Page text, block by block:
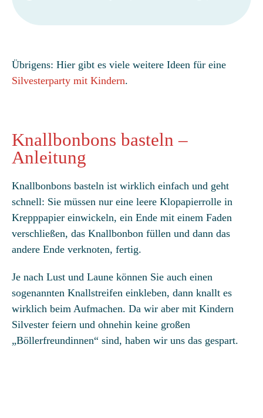
Übrigens: Hier gibt es viele weitere Ideen für eine
Silvesterparty mit Kindern.
Knallbonbons basteln –
Anleitung
Knallbonbons basteln ist wirklich einfach und geht
schnell: Sie müssen nur eine leere Klopapierrolle in
Krepppapier einwickeln, ein Ende mit einem Faden
verschließen, das Knallbonbon füllen und dann das
andere Ende verknoten, fertig.
Je nach Lust und Laune können Sie auch einen
sogenannten Knallstreifen einkleben, dann knallt es
wirklich beim Aufmachen. Da wir aber mit Kindern
Silvester feiern und ohnehin keine großen
„Böllerfreundinnen“ sind, haben wir uns das gespart.